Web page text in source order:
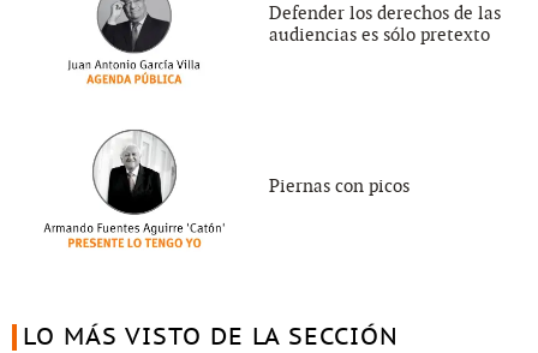
Defender los derechos de las
audiencias es sólo pretexto
Piernas con picos
LO MÁS VISTO DE LA SECCIÓN